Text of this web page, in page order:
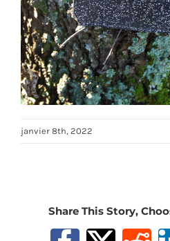
janvier 8th, 2022
Share This Story,